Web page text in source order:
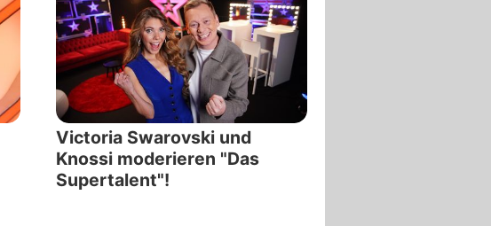
Victoria Swarovski und
Knossi moderieren "Das
Supertalent"!